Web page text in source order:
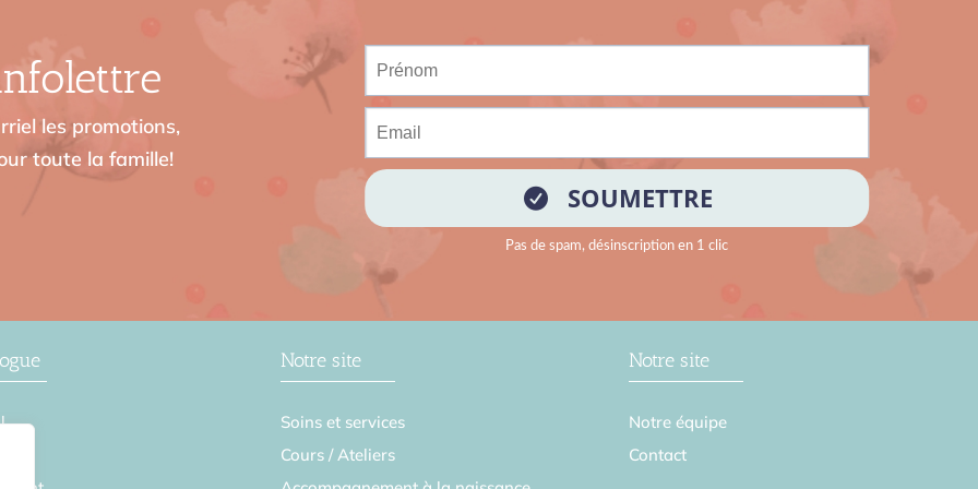
les promotions,
toute la famille!
Notre site
Soins et services
Cours / Ateliers
Notre site
Notre équipe
Contact